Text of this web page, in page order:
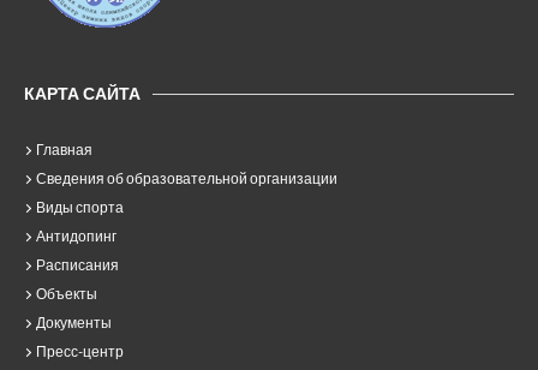
КАРТА САЙТА
Главная
Сведения об образовательной организации
Виды спорта
Антидопинг
Расписания
Объекты
Документы
Пресс-центр